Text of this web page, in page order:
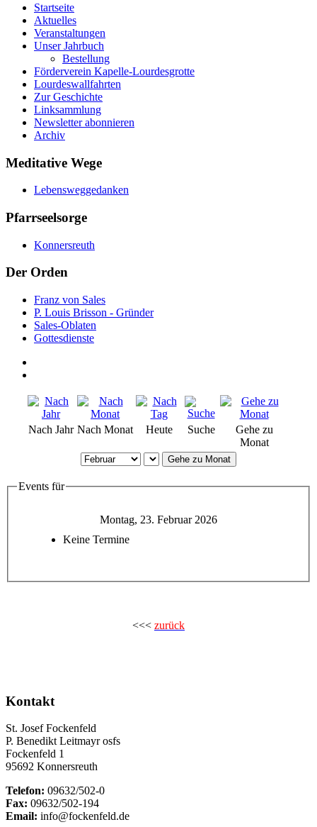
Startseite
Aktuelles
Veranstaltungen
Unser Jahrbuch
Bestellung
Förderverein Kapelle-Lourdesgrotte
Lourdeswallfahrten
Zur Geschichte
Linksammlung
Newsletter abonnieren
Archiv
Meditative Wege
Lebensweggedanken
Pfarrseelsorge
Konnersreuth
Der Orden
Franz von Sales
P. Louis Brisson - Gründer
Sales-Oblaten
Gottesdienste
Nach Jahr Nach Monat Heute Suche
Gehe zu
Monat
Gehe zu Monat
Events für
Montag, 23. Februar 2026
Keine Termine
<<< zurück
Kontakt
St. Josef Fockenfeld
P. Benedikt Leitmayr osfs
Fockenfeld 1
95692 Konnersreuth
Telefon: 09632/502-0
Fax: 09632/502-194
Email: info@fockenfeld.de